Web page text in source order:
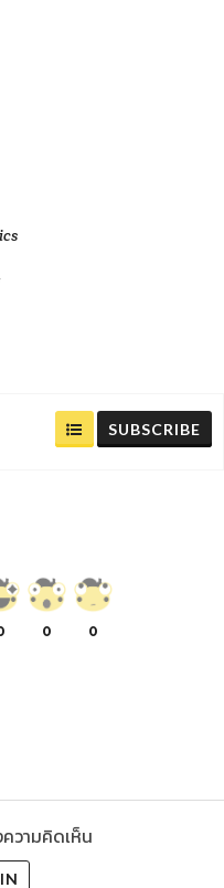
SUBSCRIBE
0 0
วามคิดเห็น